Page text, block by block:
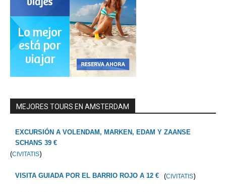
MEJORES TOURS EN AMSTERDAM
EXCURSIÓN A VOLENDAM, MARKEN, EDAM Y ZAANSE
SCHANS 39 €
(CIVITATIS)
VISITA GUIADA POR EL BARRIO ROJO A 12 € (CIVITATIS)